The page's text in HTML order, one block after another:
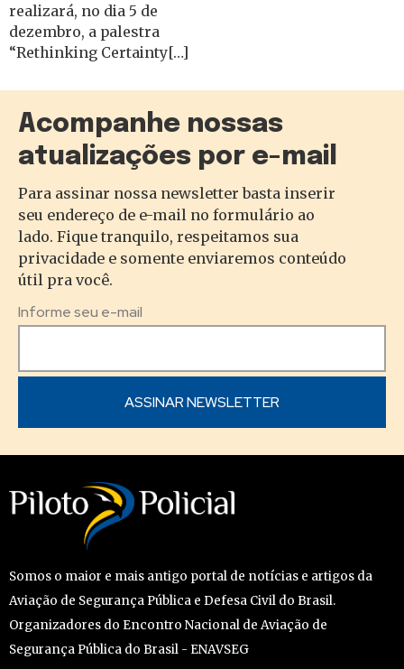
realizará, no dia 5 de
dezembro, a palestra
“Rethinking Certainty[…]
Acompanhe nossas
atualizações por e-mail
Para assinar nossa newsletter basta inserir
seu endereço de e-mail no formulário ao
lado. Fique tranquilo, respeitamos sua
privacidade e somente enviaremos conteúdo
útil pra você.
Informe seu e-mail
Somos o maior e mais antigo portal de notícias e artigos da
Aviação de Segurança Pública e Defesa Civil do Brasil.
Organizadores do Encontro Nacional de Aviação de
Segurança Pública do Brasil - ENAVSEG